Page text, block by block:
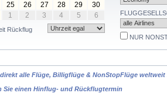
25 26 27 28 29
30
1 2 3 4 5 6
Rückflug
NUR
alle Flüge, Billigflüge & NonStopFlüge weltweit
Sie einen Hinflug- und Rückflugtermin